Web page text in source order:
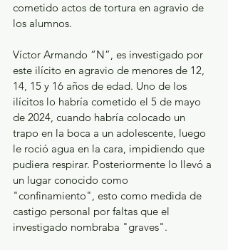
cometido actos de tortura en agravio de
los alumnos.
Víctor Armando “N”, es investigado por
este ilícito en agravio de menores de 12,
14, 15 y 16 años de edad. Uno de los
ilícitos lo habría cometido el 5 de mayo
de 2024, cuando habría colocado un
trapo en la boca a un adolescente, luego
le roció agua en la cara, impidiendo que
pudiera respirar. Posteriormente lo llevó a
un lugar conocido como
"confinamiento", esto como medida de
castigo personal por faltas que el
investigado nombraba "graves".